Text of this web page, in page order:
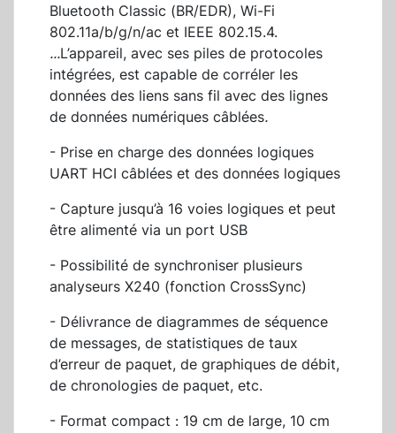
Bluetooth Classic (BR/EDR), Wi-Fi
802.11a/b/g/n/ac et IEEE 802.15.4.
...L’appareil, avec ses piles de protocoles
intégrées, est capable de corréler les
données des liens sans fil avec des lignes
de données numériques câblées.
- Prise en charge des données logiques
UART HCI câblées et des données logiques
- Capture jusqu’à 16 voies logiques et peut
être alimenté via un port USB
- Possibilité de synchroniser plusieurs
analyseurs X240 (fonction CrossSync)
- Délivrance de diagrammes de séquence
de messages, de statistiques de taux
d’erreur de paquet, de graphiques de débit,
de chronologies de paquet, etc.
- Format compact : 19 cm de large, 10 cm